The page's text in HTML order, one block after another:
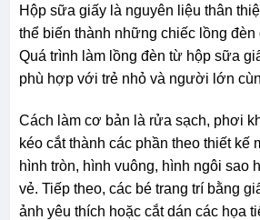
Hộp sữa giấy là nguyên liệu thân
thể biến thành những chiếc lồng đèn
Quá trình làm lồng đèn từ hộp sữa
phù hợp với trẻ nhỏ và người lớn
Cách làm cơ bản là rửa sạch, phơi
kéo cắt thành các phần theo thiết kế
hình tròn, hình vuông, hình ngôi sao
vẻ. Tiếp theo, các bé trang trí bằng
ảnh yêu thích hoặc cắt dán các họa